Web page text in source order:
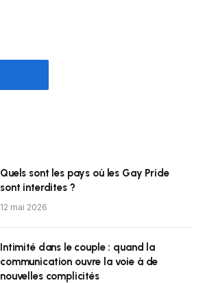
Quels sont les pays où les Gay Pride
sont interdites ?
12 mai 2026
Intimité dans le couple : quand la
communication ouvre la voie à de
nouvelles complicités